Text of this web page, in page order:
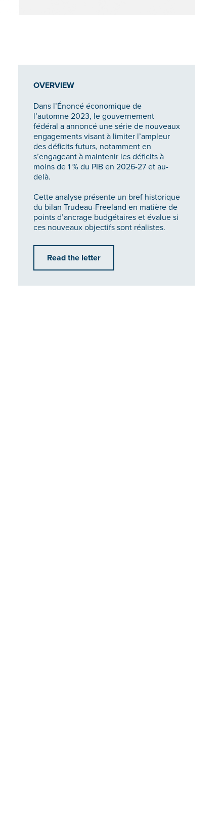
OVERVIEW
Dans l’Énoncé économique de
l’automne 2023, le gouvernement
fédéral a annoncé une série de nouveaux
engagements visant à limiter l’ampleur
des déficits futurs, notamment en
s’engageant à maintenir les déficits à
moins de 1 % du PIB en 2026-27 et au-
delà.
Cette analyse présente un bref historique
du bilan Trudeau-Freeland en matière de
points d’ancrage budgétaires et évalue si
ces nouveaux objectifs sont réalistes.
Read the letter